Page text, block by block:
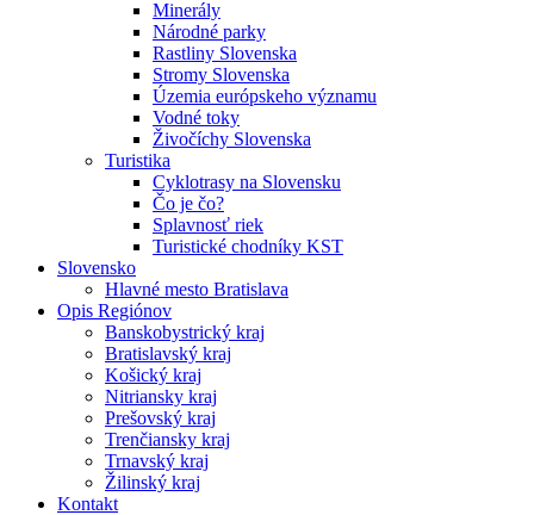
Minerály
Národné parky
Rastliny Slovenska
Stromy Slovenska
Územia európskeho významu
Vodné toky
Živočíchy Slovenska
Turistika
Cyklotrasy na Slovensku
Čo je čo?
Splavnosť riek
Turistické chodníky KST
Slovensko
Hlavné mesto Bratislava
Opis Regiónov
Banskobystrický kraj
Bratislavský kraj
Košický kraj
Nitriansky kraj
Prešovský kraj
Trenčiansky kraj
Trnavský kraj
Žilinský kraj
Kontakt